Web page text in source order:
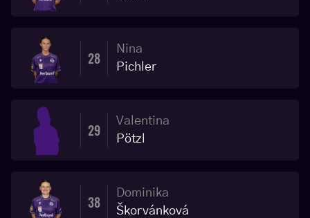
28
Nina
Pichler
29
Valentina
Pötzl
38
Dominika
Škorvánková